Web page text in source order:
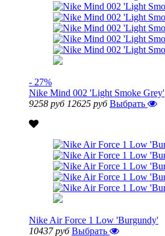
- 27%
Nike Mind 002 'Light Smoke Grey'
9258 руб 12625 руб Выбрать
Nike Air Force 1 Low 'Burgundy'
10437 руб Выбрать